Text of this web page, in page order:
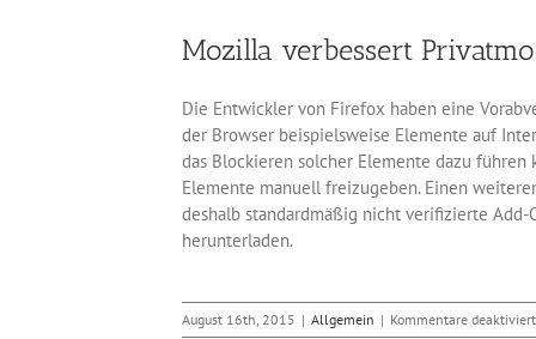
Mozilla verbessert
Die Entwickler von Firefox haben eine
der Browser beispielsweise Elemente auf
das Blockieren solcher Elemente dazu
Elemente manuell freizugeben. Einen
deshalb standardmäßig nicht verifizierte
herunterladen.
August 16th, 2015 | Allgemein | Kommentare deaktiviert